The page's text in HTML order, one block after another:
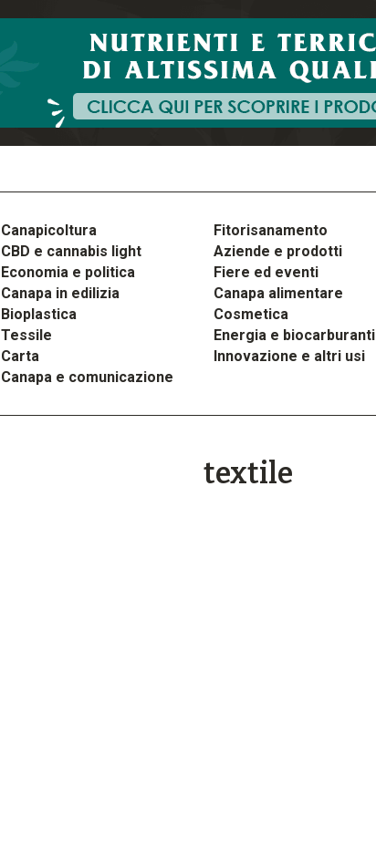
Canapicoltura
Fitorisanamento
CBD e cannabis light
Aziende e prodotti
Economia e politica
Fiere ed eventi
Canapa in edilizia
Canapa alimentare
Bioplastica
Cosmetica
Tessile
Energia e biocarburanti
Carta
Innovazione e altri usi
Canapa e comunicazione
textile